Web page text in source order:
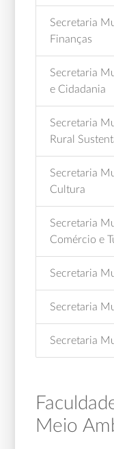
Secretaria
Finanças
Secretaria
e Cidadania
Secretaria
Rural
Secretaria
Cultura
Secretaria
Comércio e
Secretaria
Secretaria
Secretaria
Meio